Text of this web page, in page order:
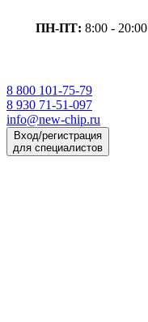
ПН-ПТ: 8:00 - 20:00
8 800 101-75-79
8 930 71-51-097
info@new-chip.ru
Вход/регистрация
для специалистов